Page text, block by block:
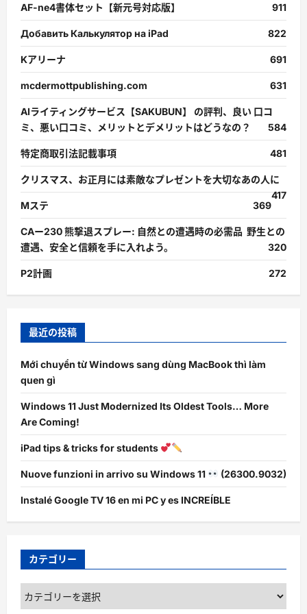
AF-ne4書体セット【新元号対応版】 911
Добавить Калькулятор на iPad 822
Kアリーナ 691
mcdermottpublishing.com 631
AIライティングサービス【SAKUBUN】 の評判、良い 口コ
ミ、悪い口コミ、メリットとデメリットはどうなの？
584
特定商取引法記載事項 481
クリスマス、お正月には素敵なプレゼントを大切なあの人に
417
Mステ
369
CAー230 熊撃退スプレー: 自然との遭遇時の必需品 野生との
遭遇、安全と信頼を手に入れよう。
320
P2計画 272
最近の投稿
Mới chuyển từ Windows sang dùng MacBook thì làm
quen gì
Windows 11 Just Modernized Its Oldest Tools… More
Are Coming!
iPad tips & tricks for students
Nuove funzioni in arrivo su Windows 11 (26300.9032)
Instalé Google TV 16 en mi PC y es INCREÍBLE
カテゴリー
カ
テ